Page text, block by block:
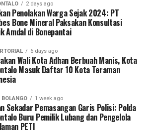
2 days ago
Penolakan Warga Sejak 2024: PT
Bone Mineral Paksakan Konsultasi
Amdal di Bonepantai
6 days ago
Wali Kota Adhan Berbuah Manis, Kota
Masuk Daftar 10 Kota Teraman
BOLANGO 1 week ago
Sekadar Pemasangan Garis Polisi: Polda
Buru Pemilik Lubang dan Pengelola
PETI